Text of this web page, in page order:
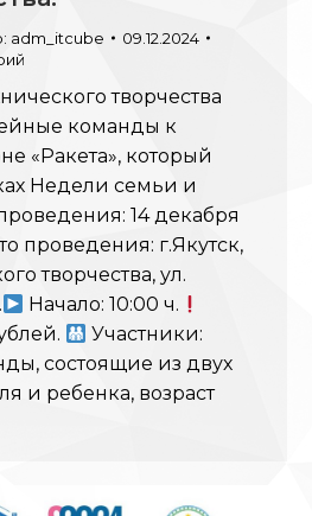
adm_itcube
09.12.2024
творчества
команды к
«Ракета», который
Недели семьи и
14 декабря
проведения: г.Якутск,
творчества, ул.
Начало: 10:00 ч.
Участники:
состоящие из двух
и ребенка, возраст